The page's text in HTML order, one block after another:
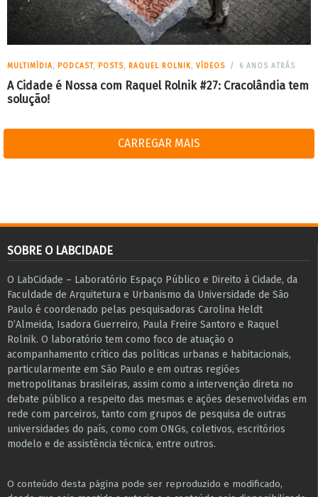
MULTIMÍDIA, PODCAST, POSTS, RAQUEL ROLNIK, VÍDEOS 6 ANOS ATRÁS
A Cidade é Nossa com Raquel Rolnik #27: Cracolândia tem
solução!
CARREGAR MAIS
SOBRE O LABCIDADE
O LabCidade – Laboratório Espaço Público e Direito à Cidade, da
Faculdade de Arquitetura e Urbanismo da Universidade de São
Paulo é coordenado pelas pesquisadoras Carolina Heldt
D’Almeida, Isadora Guerreiro, Paula Freire Santoro e Raquel
Rolnik. O laboratório tem como foco de atuação o
acompanhamento crítico das políticas urbanas e habitacionais,
particularmente em São Paulo e ​em outras regiões
metropolitanas brasileiras, assim como a intervenção direta no
debate público a respeito das mesmas e ações desenvolvidas em
r​e​de com parceiros, tanto com grupos de pesquisa ​de outras
universidades do país, como com ONGs, coletivos, escritórios
modelo e de assistência técnica​, entre outros​.
O conteúdo desta página pode ser reproduzido e modificado,